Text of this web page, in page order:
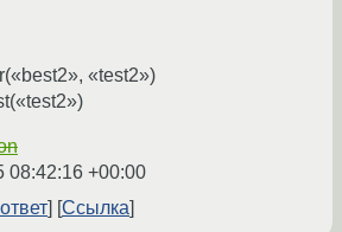
«test2»)
08:42:16 +00:00
Ссылка